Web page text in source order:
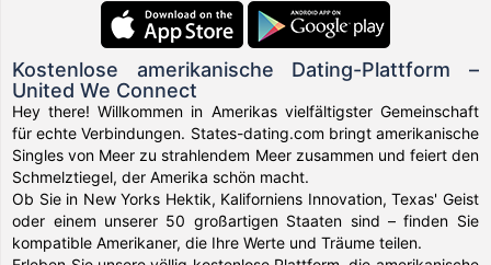
Kostenlose amerikanische Dating-Plattform –
United We Connect
Hey there! Willkommen in Amerikas vielfältigster Gemeinschaft
für echte Verbindungen. States-dating.com bringt amerikanische
Singles von Meer zu strahlendem Meer zusammen und feiert den
Schmelztiegel, der Amerika schön macht.
Ob Sie in New Yorks Hektik, Kaliforniens Innovation, Texas' Geist
oder einem unserer 50 großartigen Staaten sind – finden Sie
kompatible Amerikaner, die Ihre Werte und Träume teilen.